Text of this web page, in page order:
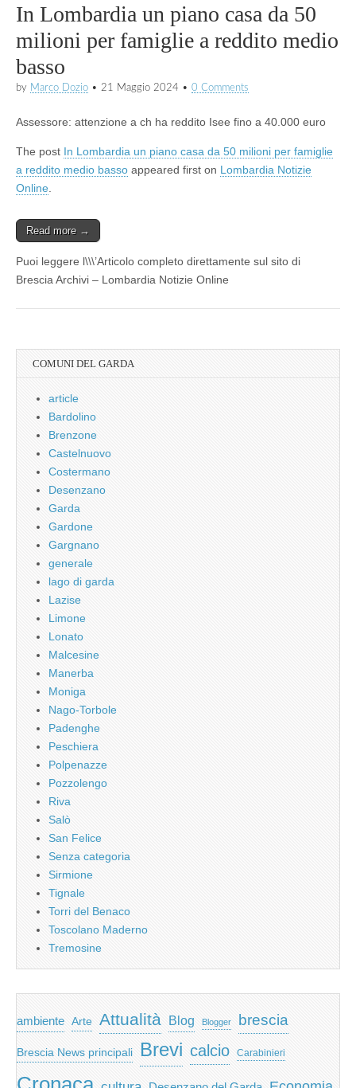
In Lombardia un piano casa da 50
milioni per famiglie a reddito medio
basso
by Marco Dozio • 21 Maggio 2024 • 0 Comments
Assessore: attenzione a ch ha reddito Isee fino a 40.000 euro
The post In Lombardia un piano casa da 50 milioni per famiglie
a reddito medio basso appeared first on Lombardia Notizie
Online
Read more →
Puoi leggere l\\\’Articolo completo direttamente sul sito di
Brescia Archivi – Lombardia Notizie Online
COMUNI DEL GARDA
article
Bardolino
Brenzone
Castelnuovo
Costermano
Desenzano
Garda
Gardone
Gargnano
generale
lago di garda
Lazise
Limone
Lonato
Malcesine
Manerba
Moniga
Nago-Torbole
Padenghe
Peschiera
Polpenazze
Pozzolengo
Riva
Salò
San Felice
Senza categoria
Sirmione
Tignale
Torri del Benaco
Toscolano Maderno
Tremosine
ambiente Arte Attualità Blog Blogger brescia
Brescia News principali Brevi calcio Carabinieri